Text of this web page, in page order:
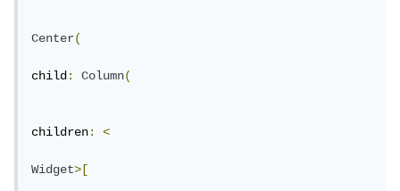
Center(
child: Column(
children: <
Widget>[